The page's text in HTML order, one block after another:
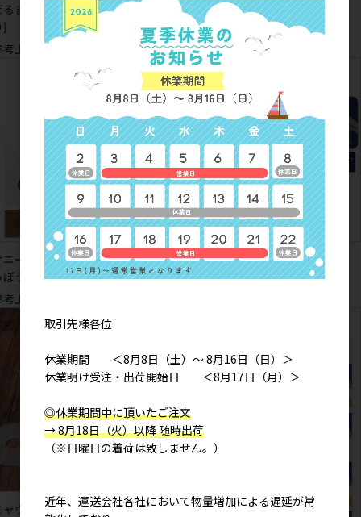
るままねきしばた ミトン(2枚入
)
上代
1,200円
ミルフィオリ ミニトート
参考上代 1,000円
ニーコーデュロイ 花びらリブ袖か
うぎ
上代
ハシビロコウズ エコバッグＳ
参考上代 1,400円
ャウキャット ホットアイマスク１
取引先様各位
休業期間 ＜8月8日（土）～ 8月16日（日）＞
休業明け受注・出荷開始日 ＜8月17日（月）＞
◎休業期間中に頂いたご注文
→ 8月18日（火）以降 随時出荷
（※日曜日の着荷は致しません。）
近年、運送会社各社において物量増加による遅延が常